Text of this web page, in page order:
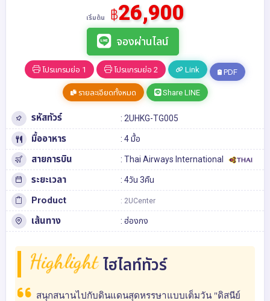
เริ่มต้น ฿26,900
จองผ่านไลน์
โปรแกรมย่อ 1 โปรแกรมย่อ 2 Link PDF
รายละเอียดทั้งหมด Share LINE
รหัสทัวร์ : 2UHKG-TG005
มื้ออาหาร : 4 มื้อ
สายการบิน : Thai Airways International
ระยะเวลา : 4วัน 3คืน
Product : 2UCenter
เส้นทาง : ฮ่องกง
Highlight ไฮไลท์ทัวร์
สนุกสนานไปกับดินแดนสุดหรรษาแบบเต็มวัน "ดิสนีย์